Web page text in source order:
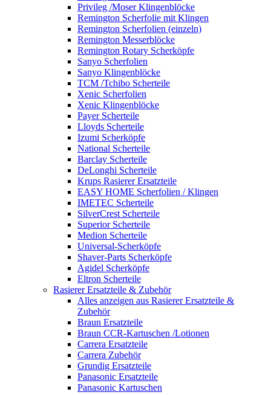
Privileg /Moser Klingenblöcke
Remington Scherfolie mit Klingen
Remington Scherfolien (einzeln)
Remington Messerblöcke
Remington Rotary Scherköpfe
Sanyo Scherfolien
Sanyo Klingenblöcke
TCM /Tchibo Scherteile
Xenic Scherfolien
Xenic Klingenblöcke
Payer Scherteile
Lloyds Scherteile
Izumi Scherköpfe
National Scherteile
Barclay Scherteile
DeLonghi Scherteile
Krups Rasierer Ersatzteile
EASY HOME Scherfolien / Klingen
IMETEC Scherteile
SilverCrest Scherteile
Superior Scherteile
Medion Scherteile
Universal-Scherköpfe
Shaver-Parts Scherköpfe
Agidel Scherköpfe
Eltron Scherteile
Rasierer Ersatzteile & Zubehör
Alles anzeigen aus Rasierer Ersatzteile &
Zubehör
Braun Ersatzteile
Braun CCR-Kartuschen /Lotionen
Carrera Ersatzteile
Carrera Zubehör
Grundig Ersatzteile
Panasonic Ersatzteile
Panasonic Kartuschen